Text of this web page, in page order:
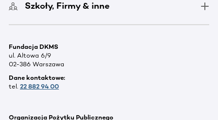
Szkoły, Firmy & inne
Fundacja DKMS
ul. Altowa 6/9
02-386 Warszawa
Dane kontaktowe:
tel. 22 882 94 00
Organizacja Pożytku Publicznego